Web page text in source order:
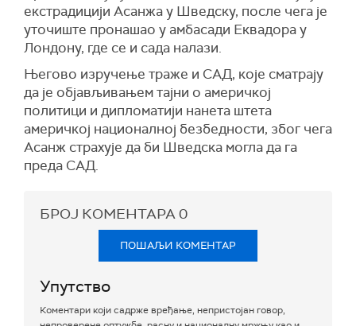
екстрадицији Асанжа у Шведску, после чега је
уточиште пронашао у амбасади Еквадора у
Лондону, где се и сада налази.
Његово изручење траже и САД, које сматрају
да је објављивањем тајни о америчкој
политици и дипломатији нанета штета
америчкој националној безбедности, због чега
Асанж страхује да би Шведска могла да га
преда САД.
БРОЈ КОМЕНТАРА0
ПОШАЉИ КОМЕНТАР
Упутство
Коментари који садрже вређање, непристојан говор,